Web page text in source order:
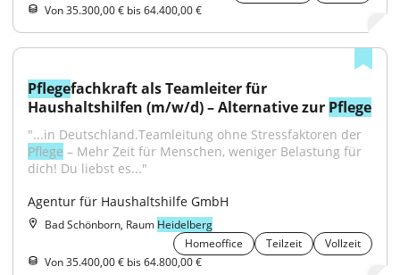
Von 35.300,00 € bis 64.400,00 €
Pflegefachkraft als Teamleiter für
Haushaltshilfen (m/w/d) – Alternative zur Pflege
Pflege – Mehr Zeit für Menschen, weniger Belastung für
dich! Du liebst es..."
Agentur für Haushaltshilfe GmbH
Bad Schönborn, Raum Heidelberg
Homeoffice
Teilzeit
Vollzeit
Von 35.400,00 € bis 64.800,00 €